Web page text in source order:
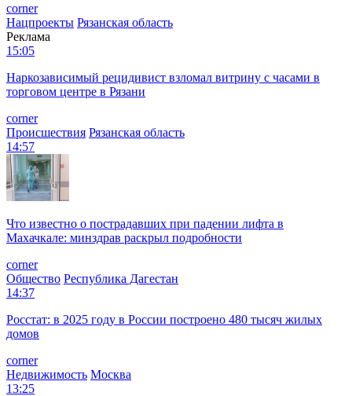
corner
Нацпроекты Рязанская область
Реклама
15:05
Наркозависимый рецидивист взломал витрину с часами в
торговом центре в Рязани
corner
Происшествия Рязанская область
14:57
Что известно о пострадавших при падении лифта в
Махачкале: минздрав раскрыл подробности
corner
Общество Республика Дагестан
14:37
Росстат: в 2025 году в России построено 480 тысяч жилых
домов
corner
Недвижимость Москва
13:25